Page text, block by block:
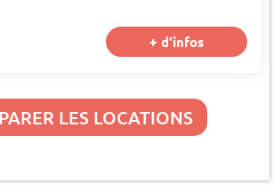
+ d'infos
LES LOCATIONS